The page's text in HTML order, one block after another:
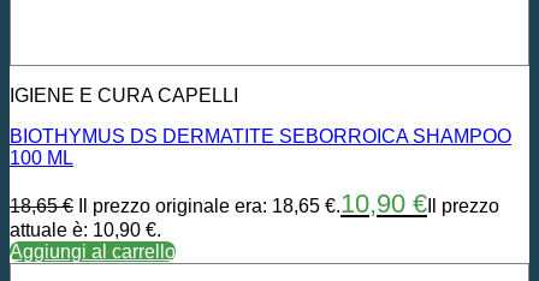
IGIENE E CURA CAPELLI
BIOTHYMUS DS DERMATITE SEBORROICA SHAMPOO
100 ML
18,65€ Il prezzo originale era: 18,65 €.10,90 € Il prezzo
attuale è: 10,90 €.
Aggiungi al carrello